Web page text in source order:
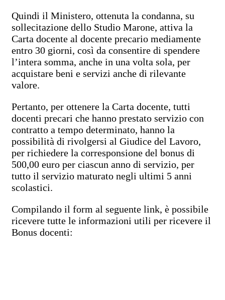
Quindi il Ministero, ottenuta la condanna, su
sollecitazione dello Studio Marone, attiva la
Carta docente al docente precario mediamente
entro 30 giorni, così da consentire di spendere
l’intera somma, anche in una volta sola, per
acquistare beni e servizi anche di rilevante
valore.
Pertanto, per ottenere la Carta docente, tutti
docenti precari che hanno prestato servizio con
contratto a tempo determinato, hanno la
possibilità di rivolgersi al Giudice del Lavoro,
per richiedere la corresponsione del bonus di
500,00 euro per ciascun anno di servizio, per
tutto il servizio maturato negli ultimi 5 anni
scolastici.
Compilando il form al seguente link, è possibile
ricevere tutte le informazioni utili per ricevere il
Bonus docenti: